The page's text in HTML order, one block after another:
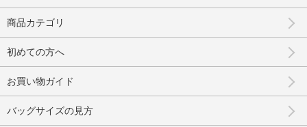
商品カテゴリ
初めての方へ
お買い物ガイド
バッグサイズの見方